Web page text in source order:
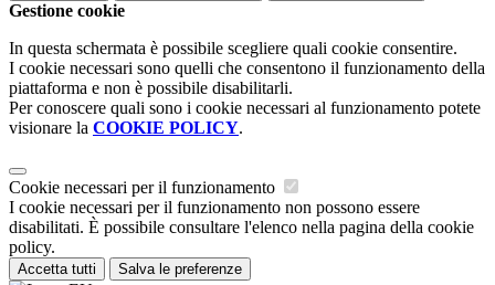
Gestione cookie
In questa schermata è possibile scegliere quali cookie consentire.
I cookie necessari sono quelli che consentono il funzionamento della
piattaforma e non è possibile disabilitarli.
Per conoscere quali sono i cookie necessari al funzionamento potete
visionare la COOKIE POLICY.
Cookie necessari per il funzionamento
I cookie necessari per il funzionamento non possono essere
disabilitati. È possibile consultare l'elenco nella pagina della cookie
policy.
Accetta tutti Salva le preferenze